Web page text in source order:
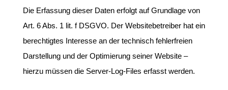
Die Erfassung dieser Daten erfolgt auf Grundlage von
Art. 6 Abs. 1 lit. f DSGVO. Der Websitebetreiber hat ein
berechtigtes Interesse an der technisch fehlerfreien
Darstellung und der Optimierung seiner Website –
hierzu müssen die Server-Log-Files erfasst werden.